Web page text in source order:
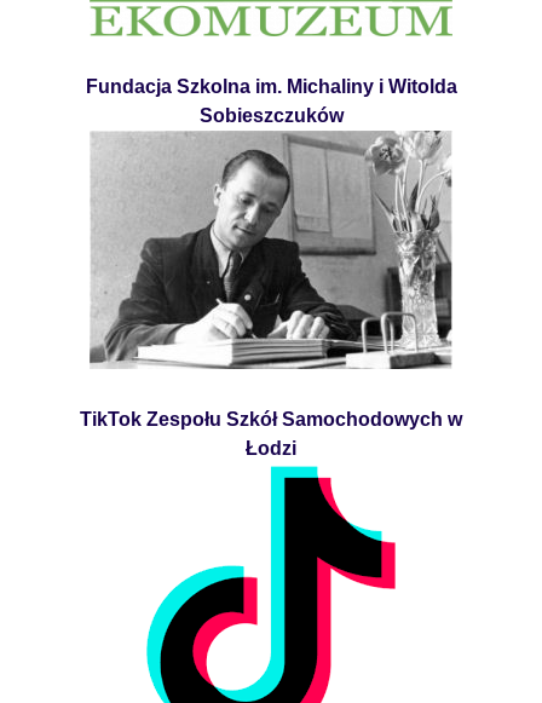
Fundacja Szkolna im. Michaliny i Witolda
Sobieszczuków
TikTok Zespołu Szkół Samochodowych w
Łodzi